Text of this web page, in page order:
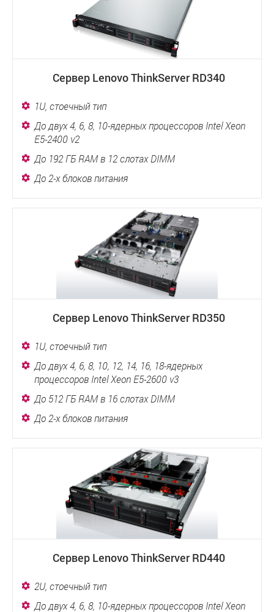
Сервер Lenovo ThinkServer RD340
1U, стоечный тип
До двух 4, 6, 8, 10-ядерных процессоров Intel Xeon
E5-2400 v2
До 192 ГБ RAM в 12 слотах DIMM
До 2-х блоков питания
Сервер Lenovo ThinkServer RD350
1U, стоечный тип
До двух 4, 6, 8, 10, 12, 14, 16, 18-ядерных
процессоров Intel Xeon E5-2600 v3
До 512 ГБ RAM в 16 слотах DIMM
До 2-х блоков питания
Сервер Lenovo ThinkServer RD440
2U, стоечный тип
До двух 4, 6, 8, 10-ядерных процессоров Intel Xeon